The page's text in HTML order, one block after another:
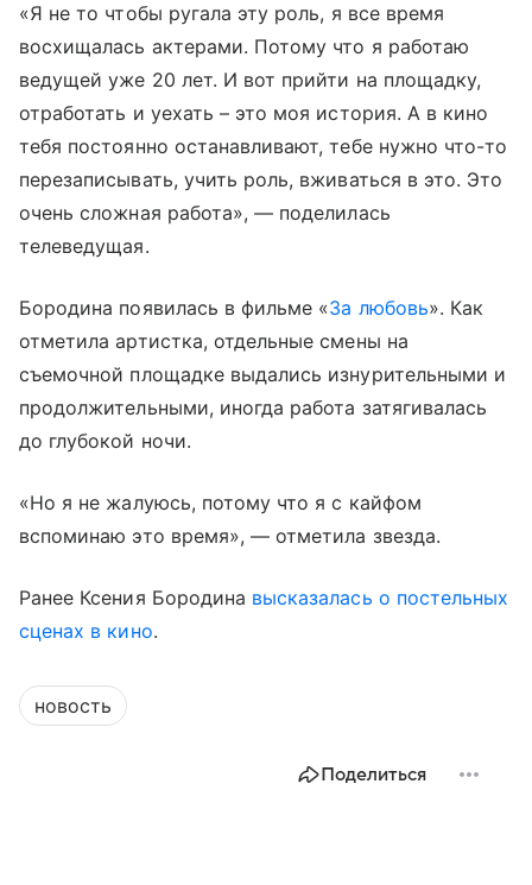
«Я не то чтобы ругала эту роль, я все время
восхищалась актерами. Потому что я работаю
ведущей уже 20 лет. И вот прийти на площадку,
отработать и уехать – это моя история. А в кино
тебя постоянно останавливают, тебе нужно что-то
перезаписывать, учить роль, вживаться в это. Это
очень сложная работа», — поделилась
телеведущая.
Бородина появилась в фильме «За любовь». Как
отметила артистка, отдельные смены на
съемочной площадке выдались изнурительными и
продолжительными, иногда работа затягивалась
до глубокой ночи.
«Но я не жалуюсь, потому что я с кайфом
вспоминаю это время», — отметила звезда.
Ранее Ксения Бородина высказалась о постельных
сценах в кино.
новость
Поделиться